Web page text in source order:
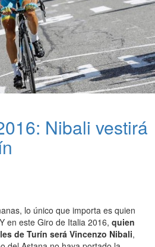
Nibali vestirá
lo único que importa es quien
en este Giro de Italia 2016, quien
de Turín será Vincenzo Nibali,